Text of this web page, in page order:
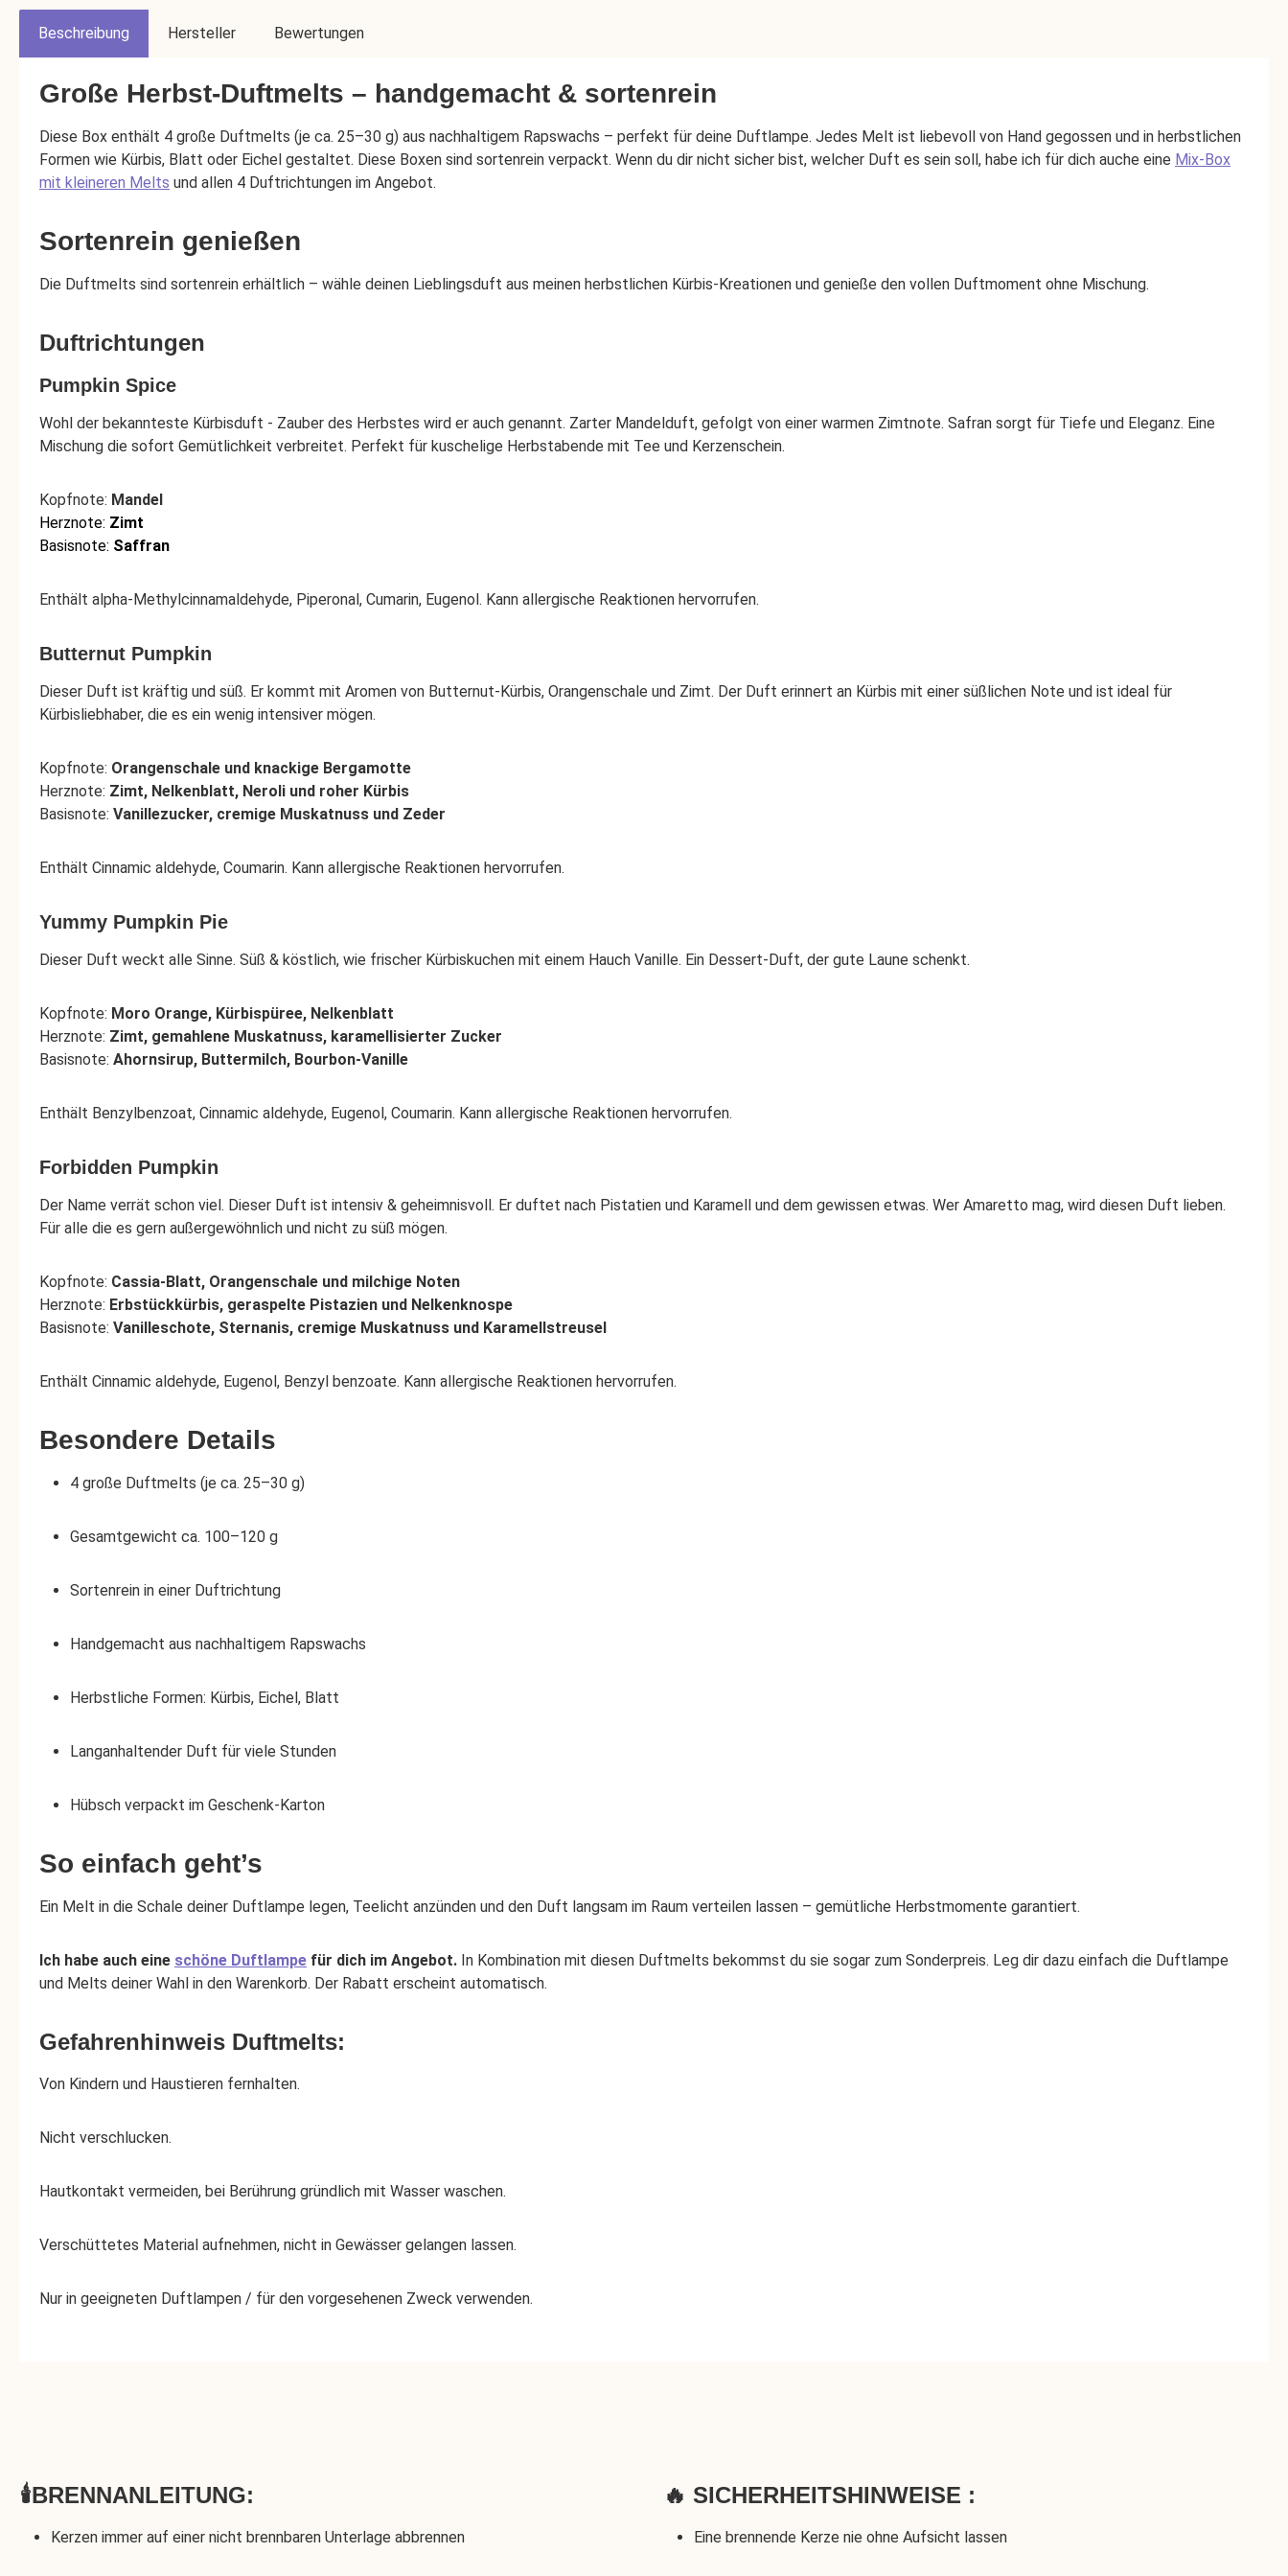
Beschreibung Hersteller Bewertungen
Große Herbst-Duftmelts – handgemacht & sortenrein
Diese Box enthält 4 große Duftmelts (je ca. 25–30 g) aus nachhaltigem Rapswachs – perfekt für deine Duftlampe. Jedes Melt ist liebevoll von Hand gegossen und in herbstlichen
Formen wie Kürbis, Blatt oder Eichel gestaltet. Diese Boxen sind sortenrein verpackt. Wenn du dir nicht sicher bist, welcher Duft es sein soll, habe ich für dich auche eine Mix-Box
mit kleineren Melts und allen 4 Duftrichtungen im Angebot.
Sortenrein genießen
Die Duftmelts sind sortenrein erhältlich – wähle deinen Lieblingsduft aus meinen herbstlichen Kürbis-Kreationen und genieße den vollen Duftmoment ohne Mischung.
Duftrichtungen
Pumpkin Spice
Wohl der bekannteste Kürbisduft - Zauber des Herbstes wird er auch genannt. Zarter Mandelduft, gefolgt von einer warmen Zimtnote. Safran sorgt für Tiefe und Eleganz. Eine
Mischung die sofort Gemütlichkeit verbreitet. Perfekt für kuschelige Herbstabende mit Tee und Kerzenschein.
Kopfnote: Mandel
Herznote: Zimt
Basisnote: Saffran
Enthält alpha-Methylcinnamaldehyde, Piperonal, Cumarin, Eugenol. Kann allergische Reaktionen hervorrufen.
Butternut Pumpkin
Dieser Duft ist kräftig und süß. Er kommt mit Aromen von Butternut-Kürbis, Orangenschale und Zimt. Der Duft erinnert an Kürbis mit einer süßlichen Note und ist ideal für
Kürbisliebhaber, die es ein wenig intensiver mögen.
Kopfnote: Orangenschale und knackige Bergamotte
Herznote: Zimt, Nelkenblatt, Neroli und roher Kürbis
Basisnote: Vanillezucker, cremige Muskatnuss und Zeder
Enthält Cinnamic aldehyde, Coumarin. Kann allergische Reaktionen hervorrufen.
Yummy Pumpkin Pie
Dieser Duft weckt alle Sinne. Süß & köstlich, wie frischer Kürbiskuchen mit einem Hauch Vanille. Ein Dessert-Duft, der gute Laune schenkt.
Kopfnote: Moro Orange, Kürbispüree, Nelkenblatt
Herznote: Zimt, gemahlene Muskatnuss, karamellisierter Zucker
Basisnote: Ahornsirup, Buttermilch, Bourbon-Vanille
Enthält Benzylbenzoat, Cinnamic aldehyde, Eugenol, Coumarin. Kann allergische Reaktionen hervorrufen.
Forbidden Pumpkin
Der Name verrät schon viel. Dieser Duft ist intensiv & geheimnisvoll. Er duftet nach Pistatien und Karamell und dem gewissen etwas. Wer Amaretto mag, wird diesen Duft lieben.
Für alle die es gern außergewöhnlich und nicht zu süß mögen.
Kopfnote: Cassia-Blatt, Orangenschale und milchige Noten
Herznote: Erbstückkürbis, geraspelte Pistazien und Nelkenknospe
Basisnote: Vanilleschote, Sternanis, cremige Muskatnuss und Karamellstreusel
Enthält Cinnamic aldehyde, Eugenol, Benzyl benzoate. Kann allergische Reaktionen hervorrufen.
Besondere Details
4 große Duftmelts (je ca. 25–30 g)
Gesamtgewicht ca. 100–120 g
Sortenrein in einer Duftrichtung
Handgemacht aus nachhaltigem Rapswachs
Herbstliche Formen: Kürbis, Eichel, Blatt
Langanhaltender Duft für viele Stunden
Hübsch verpackt im Geschenk-Karton
So einfach geht’s
Ein Melt in die Schale deiner Duftlampe legen, Teelicht anzünden und den Duft langsam im Raum verteilen lassen – gemütliche Herbstmomente garantiert.
Ich habe auch eine schöne Duftlampe für dich im Angebot. In Kombination mit diesen Duftmelts bekommst du sie sogar zum Sonderpreis. Leg dir dazu einfach die Duftlampe
und Melts deiner Wahl in den Warenkorb. Der Rabatt erscheint automatisch.
Gefahrenhinweis Duftmelts:
Von Kindern und Haustieren fernhalten.
Nicht verschlucken.
Hautkontakt vermeiden, bei Berührung gründlich mit Wasser waschen.
Verschüttetes Material aufnehmen, nicht in Gewässer gelangen lassen.
Nur in geeigneten Duftlampen / für den vorgesehenen Zweck verwenden.
🕯️BRENNANLEITUNG:
Kerzen immer auf einer nicht brennbaren Unterlage abbrennen
🔥 SICHERHEITSHINWEISE :
Eine brennende Kerze nie ohne Aufsicht lassen